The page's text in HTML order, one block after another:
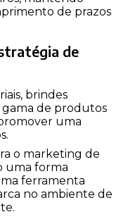
de prazos
de
brindes
gama de produtos
uma
o marketing de
uma forma
ferramenta
no ambiente de